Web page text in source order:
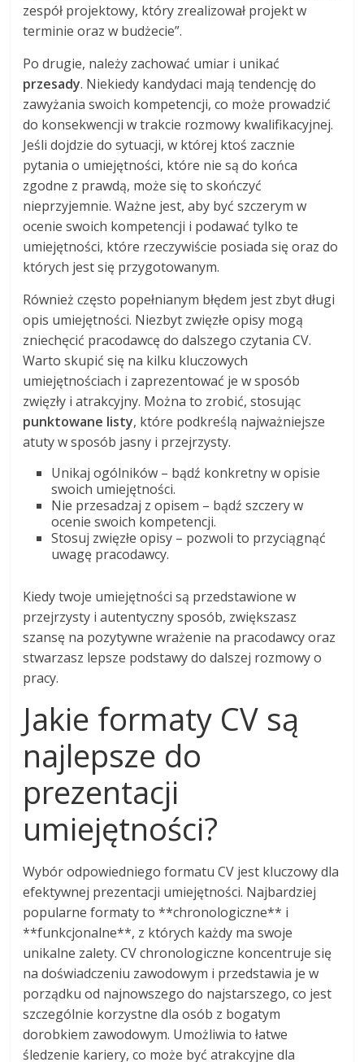
zespół projektowy, który zrealizował projekt w
terminie oraz w budżecie”.
Po drugie, należy zachować umiar i unikać
przesady. Niekiedy kandydaci mają tendencję do
zawyżania swoich kompetencji, co może prowadzić
do konsekwencji w trakcie rozmowy kwalifikacyjnej.
Jeśli dojdzie do sytuacji, w której ktoś zacznie
pytania o umiejętności, które nie są do końca
zgodne z prawdą, może się to skończyć
nieprzyjemnie. Ważne jest, aby być szczerym w
ocenie swoich kompetencji i podawać tylko te
umiejętności, które rzeczywiście posiada się oraz do
których jest się przygotowanym.
Również często popełnianym błędem jest zbyt długi
opis umiejętności. Niezbyt zwięzłe opisy mogą
zniechęcić pracodawcę do dalszego czytania CV.
Warto skupić się na kilku kluczowych
umiejętnościach i zaprezentować je w sposób
zwięzły i atrakcyjny. Można to zrobić, stosując
punktowane listy, które podkreślą najważniejsze
atuty w sposób jasny i przejrzysty.
Unikaj ogólników – bądź konkretny w opisie
swoich umiejętności.
Nie przesadzaj z opisem – bądź szczery w
ocenie swoich kompetencji.
Stosuj zwięzłe opisy – pozwoli to przyciągnąć
uwagę pracodawcy.
Kiedy twoje umiejętności są przedstawione w
przejrzysty i autentyczny sposób, zwiększasz
szansę na pozytywne wrażenie na pracodawcy oraz
stwarzasz lepsze podstawy do dalszej rozmowy o
pracy.
Jakie formaty CV są
najlepsze do
prezentacji
umiejętności?
Wybór odpowiedniego formatu CV jest kluczowy dla
efektywnej prezentacji umiejętności. Najbardziej
popularne formaty to **chronologiczne** i
**funkcjonalne**, z których każdy ma swoje
unikalne zalety. CV chronologiczne koncentruje się
na doświadczeniu zawodowym i przedstawia je w
porządku od najnowszego do najstarszego, co jest
szczególnie korzystne dla osób z bogatym
dorobkiem zawodowym. Umożliwia to łatwe
śledzenie kariery, co może być atrakcyjne dla